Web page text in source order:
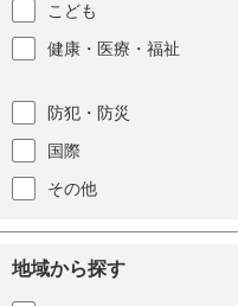
こども
健康・医療・福祉
防犯・防災
国際
その他
地域から探す